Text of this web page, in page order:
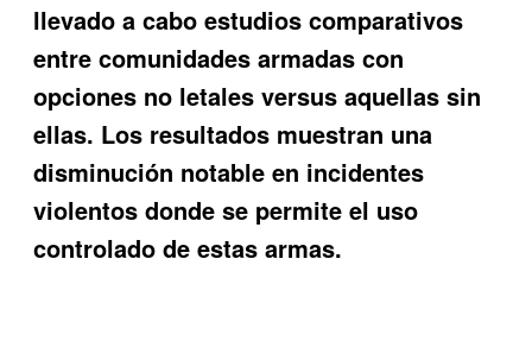
llevado a cabo estudios comparativos
entre comunidades armadas con
opciones no letales versus aquellas sin
ellas. Los resultados muestran una
disminución notable en incidentes
violentos donde se permite el uso
controlado de estas armas.